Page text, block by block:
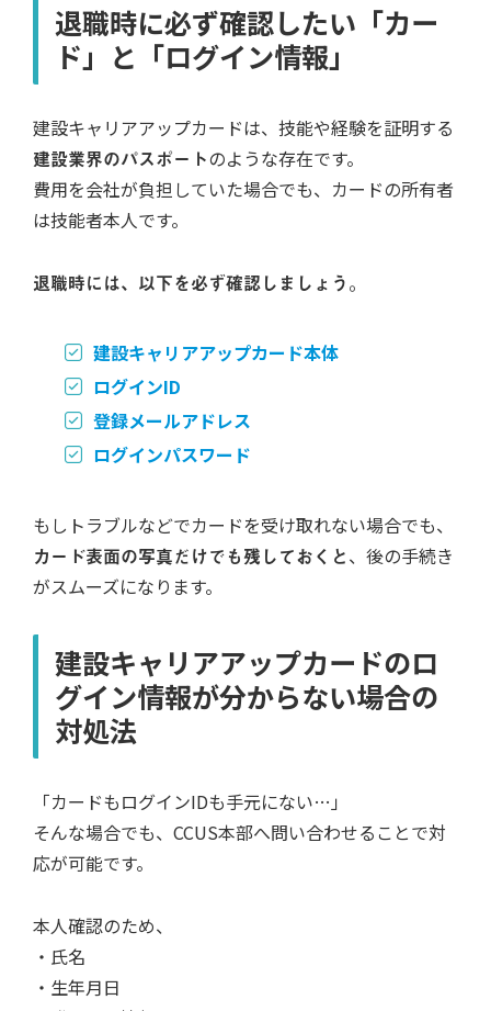
退職時に必ず確認したい「カー
ド」と「ログイン情報」
建設キャリアアップカードは、技能や経験を証明する
建設業界のパスポートのような存在です。
費用を会社が負担していた場合でも、カードの所有者
は技能者本人です。
退職時には、以下を必ず確認しましょう。
建設キャリアアップカード本体
ログインID
登録メールアドレス
ログインパスワード
もしトラブルなどでカードを受け取れない場合でも、
カード表面の写真だけでも残しておくと、後の手続き
がスムーズになります。
建設キャリアアップカードのロ
グイン情報が分からない場合の
対処法
「カードもログインIDも手元にない…」
そんな場合でも、CCUS本部へ問い合わせることで対
応が可能です。
本人確認のため、
・氏名
・生年月日